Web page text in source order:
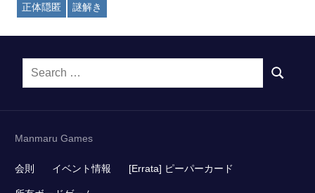
正体隠匿
謎解き
Search
SEARCH
Manmaru Games
会則 イベント情報 [Errata] ピーパーカード